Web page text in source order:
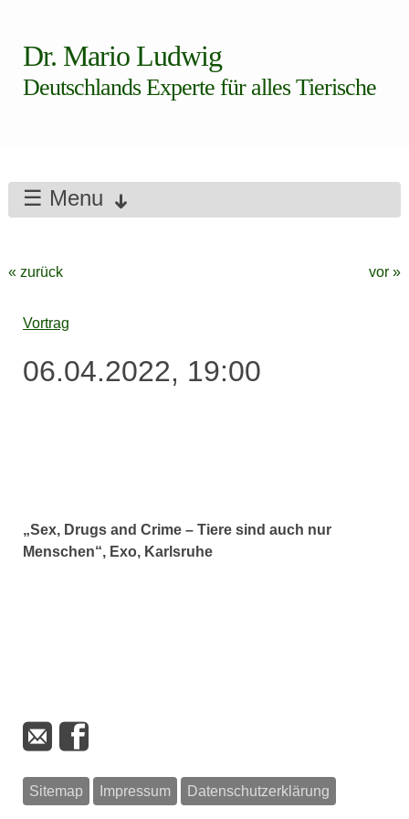
Dr. Mario Ludwig
Deutschlands Experte für alles Tierische
☰ Menu
« zurück vor »
Vortrag
06.04.2022, 19:00
„Sex, Drugs and Crime – Tiere sind auch nur
Menschen“, Exo, Karlsruhe
Sitemap Impressum Datenschutzerklärung